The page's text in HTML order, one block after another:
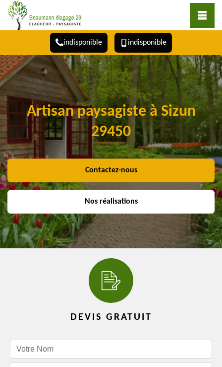
indisponible indisponible
Artisan paysagiste à Sizun
29450
Contactez-nous
Nos réalisations
DEVIS GRATUIT